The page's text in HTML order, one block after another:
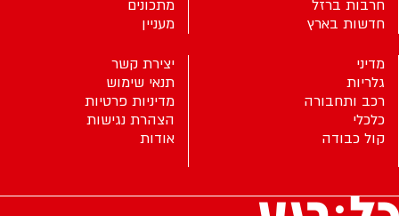
חרבות ברזל
חדשות בארץ
מתכונים
מעניין
מדיני
גלריות
רכב ותחבורה
כלכלי
קול כבודה
יצירת קשר
תנאי שימוש
מדיניות פרטיות
הצהרת נגישות
אודות